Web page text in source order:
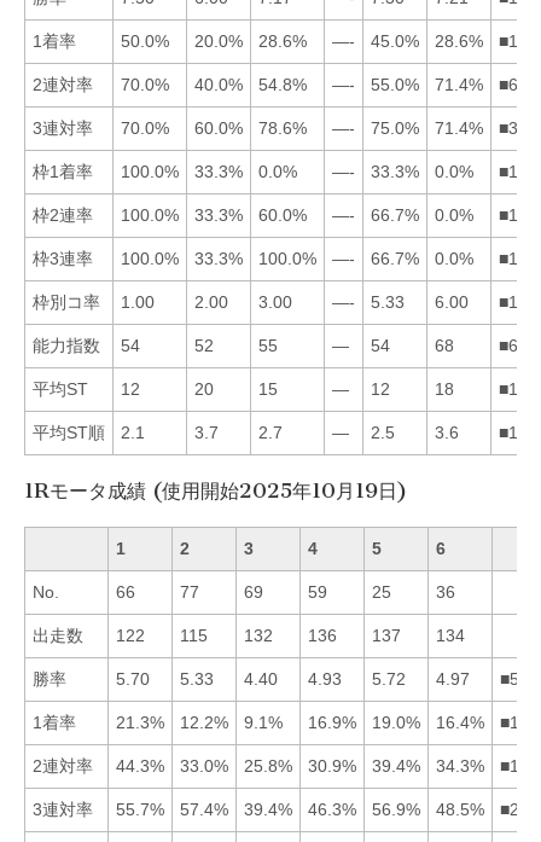
1着率 50.0% 20.0% 28.6% —- 45.0% 28.6%
2連対率 70.0% 40.0% 54.8% —- 55.0% 71.4%
3連対率 70.0% 60.0% 78.6% —- 75.0% 71.4%
枠1着率 100.0% 33.3% 0.0% —- 33.3% 0.0%
枠2連率 100.0% 33.3% 60.0% —- 66.7% 0.0%
枠3連率 100.0% 33.3% 100.0% —- 66.7% 0.0%
枠別コ率 1.00 2.00 3.00 —- 5.33 6.00
能力指数 54 52 55 — 54 68
平均ST 12 20 15 — 12 18
平均ST順 2.1 3.7 2.7 — 2.5 3.6
1Rモータ成績 (使用開始2025年10月19日)
1 2 3 4 5 6
No. 66 77 69 59 25 36
出走数 122 115 132 136 137 134
勝率 5.70 5.33 4.40 4.93 5.72 4.97
1着率 21.3% 12.2% 9.1% 16.9% 19.0% 16.4%
2連対率 44.3% 33.0% 25.8% 30.9% 39.4% 34.3%
3連対率 55.7% 57.4% 39.4% 46.3% 56.9% 48.5%